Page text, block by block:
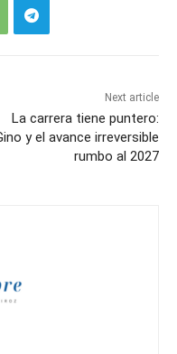
Next article
La carrera tiene puntero:
y el avance irreversible
rumbo al 2027